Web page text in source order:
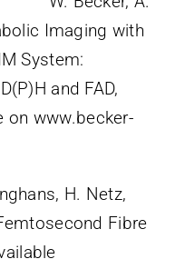
Imaging with
System:
and FAD,
on www.becker-
H. Netz,
Fibre